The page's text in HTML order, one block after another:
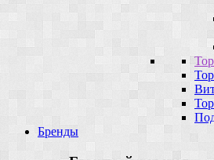
Бренды